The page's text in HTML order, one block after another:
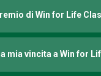
di Win for Life
mia vincita a Win for